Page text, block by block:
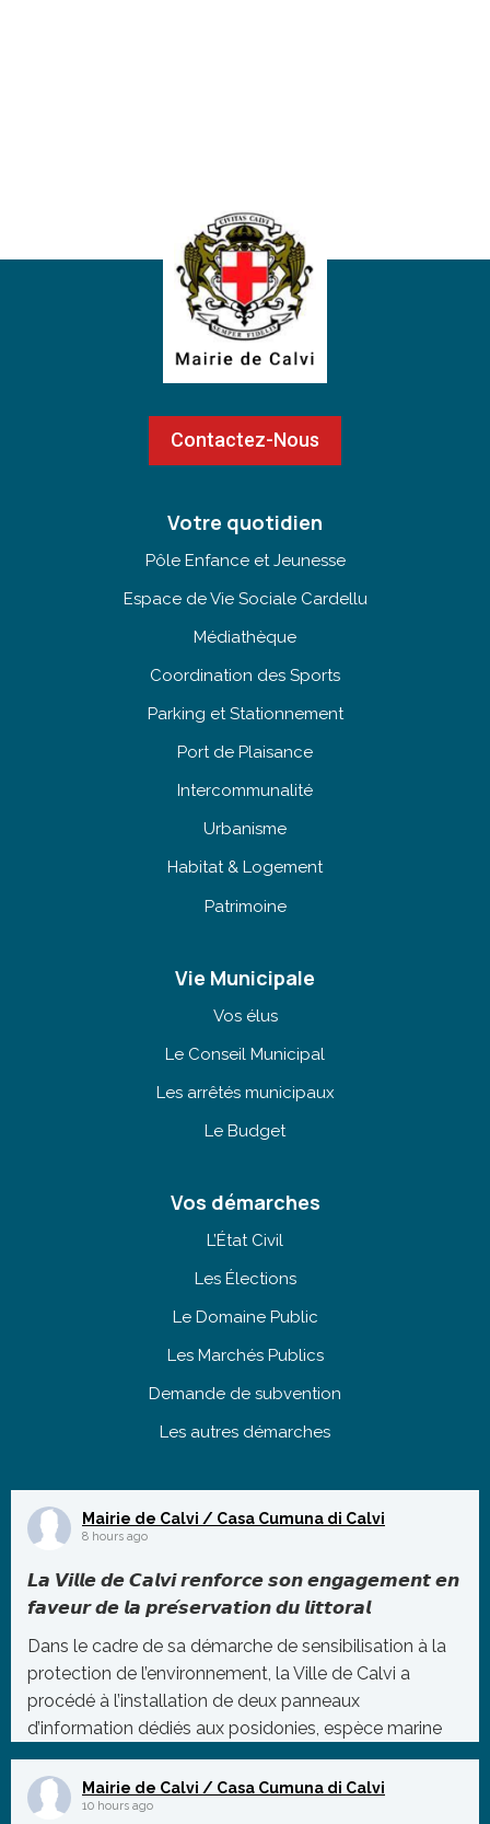
Contactez-Nous
Votre quotidien
Pôle Enfance et Jeunesse
Espace de Vie Sociale Cardellu
Médiathèque
Coordination des Sports
Parking et Stationnement
Port de Plaisance
Intercommunalité
Urbanisme
Habitat & Logement
Patrimoine
Vie Municipale
Vos élus
Le Conseil Municipal
Les arrêtés municipaux
Le Budget
Vos démarches
L’État Civil
Les Élections
Le Domaine Public
Les Marchés Publics
Demande de subvention
Les autres démarches
Mairie de Calvi / Casa Cumuna di Calvi
8 hours ago
𝙇𝙖 𝙑𝙞𝙡𝙡𝙚 𝙙𝙚 𝘾𝙖𝙡𝙫𝙞 𝙧𝙚𝙣𝙛𝙤𝙧𝙘𝙚 𝙨𝙤𝙣 𝙚𝙣𝙜𝙖𝙜𝙚𝙢𝙚𝙣𝙩 𝙚𝙣
𝙛𝙖𝙫𝙚𝙪𝙧 𝙙𝙚 𝙡𝙖 𝙥𝙧𝙚́𝙨𝙚𝙧𝙫𝙖𝙩𝙞𝙤𝙣 𝙙𝙪 𝙡𝙞𝙩𝙩𝙤𝙧𝙖𝙡
Dans le cadre de sa démarche de sensibilisation à la
protection de l’environnement, la Ville de Calvi a
procédé à l’installation de deux panneaux
d’information dédiés aux posidonies, espèce marine
protégée essentielle à l’équilibre de notre éco ...
Photo
Mairie de Calvi / Casa Cumuna di Calvi
10 hours ago